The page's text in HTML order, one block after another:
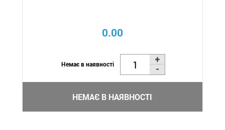
0.00
Немає в наявності
НЕМАЄ В НАЯВНОСТІ